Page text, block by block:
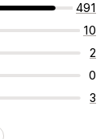
491
10
2
0
3